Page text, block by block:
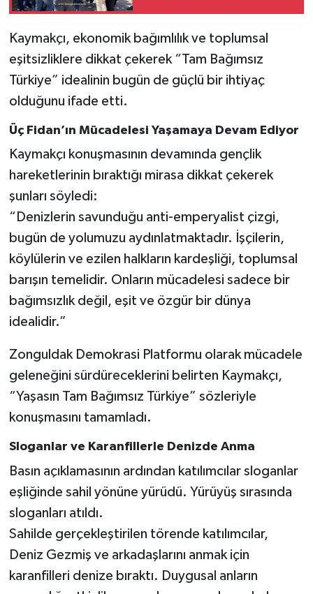
Kaymakçı, ekonomik bağımlılık ve toplumsal
eşitsizliklere dikkat çekerek “Tam Bağımsız
Türkiye” idealinin bugün de güçlü bir ihtiyaç
olduğunu ifade etti.
Üç Fidan’ın Mücadelesi Yaşamaya Devam Ediyor
Kaymakçı konuşmasının devamında gençlik
hareketlerinin bıraktığı mirasa dikkat çekerek
şunları söyledi:
“Denizlerin savunduğu anti-emperyalist çizgi,
bugün de yolumuzu aydınlatmaktadır. İşçilerin,
köylülerin ve ezilen halkların kardeşliği, toplumsal
barışın temelidir. Onların mücadelesi sadece bir
bağımsızlık değil, eşit ve özgür bir dünya
idealidir.”
Zonguldak Demokrasi Platformu olarak mücadele
geleneğini sürdüreceklerini belirten Kaymakçı,
“Yaşasın Tam Bağımsız Türkiye” sözleriyle
konuşmasını tamamladı.
Sloganlar ve Karanfillerle Denizde Anma
Basın açıklamasının ardından katılımcılar sloganlar
eşliğinde sahil yönüne yürüdü. Yürüyüş sırasında
sloganları atıldı.
Sahilde gerçekleştirilen törende katılımcılar,
Deniz Gezmiş ve arkadaşlarını anmak için
karanfilleri denize bıraktı. Duygusal anların